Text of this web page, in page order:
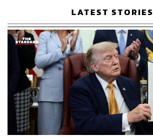
เทนต์ออนไลน์
LATEST STORIES